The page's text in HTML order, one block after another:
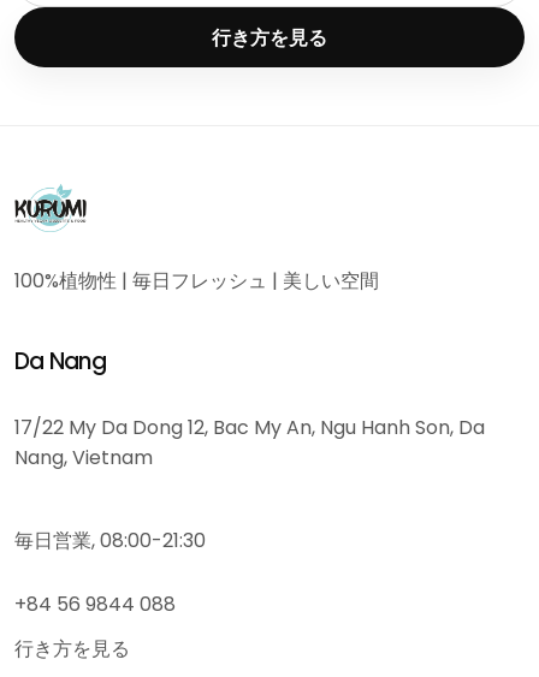
行き方を見る
100%植物性 | 毎日フレッシュ | 美しい空間
Da Nang
17/22 My Da Dong 12, Bac My An, Ngu Hanh Son, Da
Nang, Vietnam
毎日営業, 08:00-21:30
+84 56 9844 088
行き方を見る